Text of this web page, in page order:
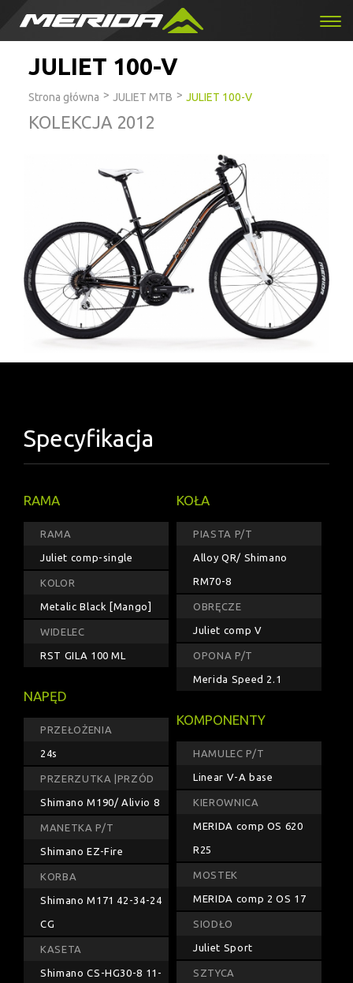
JULIET 100-V
Strona główna > JULIET MTB > JULIET 100-V
KOLEKCJA 2012
Specyfikacja
RAMA
RAMA
Juliet comp-single
KOLOR
Metalic Black [Mango]
WIDELEC
RST GILA 100 ML
NAPĘD
PRZEŁOŻENIA
24s
PRZERZUTKA |PRZÓD
Shimano M190/ Alivio 8
MANETKA P/T
Shimano EZ-Fire
KORBA
Shimano M171 42-34-24
CG
KASETA
Shimano CS-HG30-8 11-
KOŁA
PIASTA P/T
Alloy QR/ Shimano
RM70-8
OBRĘCZE
Juliet comp V
OPONA P/T
Merida Speed 2.1
KOMPONENTY
HAMULEC P/T
Linear V-A base
KIEROWNICA
MERIDA comp OS 620
R25
MOSTEK
MERIDA comp 2 OS 17
SIODŁO
Juliet Sport
SZTYCA